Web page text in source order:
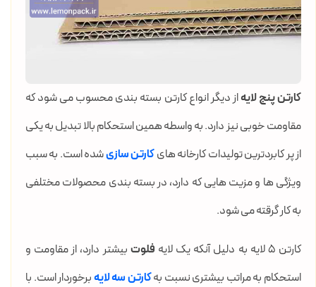
کارتن پنج لایهاز دیگر انواع کارتن بسته بندی محسوب می شود که
مقاومت خوبی نیز دارد. به واسطه همین استحکام بالا تبدیل به یکی
از پر کابردترین تولیدات کارخانه هایکارتن سازیشده است. به سبب
ویژگی ها و مزیت هایی که دارد، در بسته بندی محصولات مختلفی
به کار گرقته می شود.
کارتن 5 لایه به دلیل آنکه یک لایه فلوت بیشتر دارد، از مقاومت و
استحکام به مراتب بیشتری نسبت بهکارتن سه لایهبرخوردار است. با